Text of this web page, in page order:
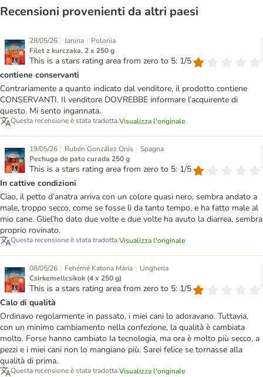
Recensioni provenienti da altri paesi
28/05/26 | Janina | Polonia
Filet z kurczaka, 2 x 250 g
This is a stars rating area from zero to 5: 1/5
contiene conservanti
Contrariamente a quanto indicato dal venditore, il prodotto contiene
CONSERVANTI. Il venditore DOVREBBE informare l’acquirente di
questo. Mi sento ingannata.
Questa recensione è stata tradotta.Visualizza l'originale
19/05/26 | Rubén González Onís | Spagna
Pechuga de pato curada 250 g
This is a stars rating area from zero to 5: 1/5
In cattive condizioni
Ciao, il petto d’anatra arriva con un colore quasi nero, sembra andato a
male, troppo secco, come se fosse lì da tanto tempo, e ha fatto male al
mio cane. Gliel’ho dato due volte e due volte ha avuto la diarrea, sembra
proprio rovinato.
Questa recensione è stata tradotta.Visualizza l'originale
08/05/26 | Fehérné Katona Mária | Ungheria
Csirkemellcsíkok (4 x 250 g)
This is a stars rating area from zero to 5: 1/5
Calo di qualità
Ordinavo regolarmente in passato, i miei cani lo adoravano. Tuttavia,
con un minimo cambiamento nella confezione, la qualità è cambiata
molto. Forse hanno cambiato la tecnologia, ma ora è molto più secco, a
pezzi e i miei cani non lo mangiano più. Sarei felice se tornasse alla
qualità di prima.
Questa recensione è stata tradotta.Visualizza l'originale